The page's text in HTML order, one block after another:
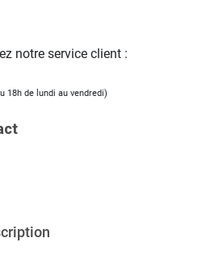
notre service client :
18h de lundi au vendredi)